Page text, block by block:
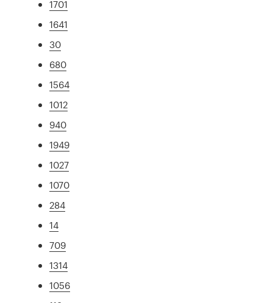
1701
1641
30
680
1564
1012
940
1949
1027
1070
284
14
709
1314
1056